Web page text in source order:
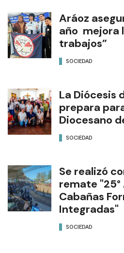
Aráoz
año mejora
trabajos”
SOCIEDAD
La Diócesis
prepara
Diocesano
SOCIEDAD
Se realizó
remate
Cabañas
Integradas"
SOCIEDAD